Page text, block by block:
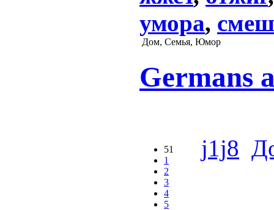
умора,
Дом, Семья, Юмор
Germans
51
1
2
3
4
5
j1j8